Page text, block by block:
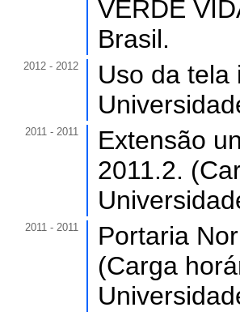
VERDE
Brasil.
2012 - 2012
Uso da tela
2011 - 2011
Extensão
2011.2.
2011 - 2011
Portaria
(Carga